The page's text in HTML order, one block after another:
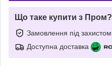
Що таке купити з Пром?
Замовлення під захистом
Доступна доставка